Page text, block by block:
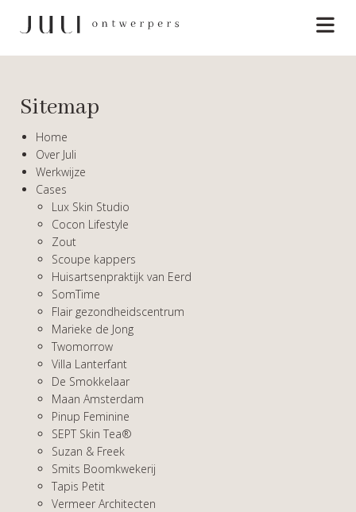
Sitemap
Home
Over Juli
Werkwijze
Cases
Lux Skin Studio
Cocon Lifestyle
Zout
Scoupe kappers
Huisartsenpraktijk van Eerd
SomTime
Flair gezondheidscentrum
Marieke de Jong
Twomorrow
Villa Lanterfant
De Smokkelaar
Maan Amsterdam
Pinup Feminine
SEPT Skin Tea®
Suzan & Freek
Smits Boomkwekerij
Tapis Petit
Vermeer Architecten